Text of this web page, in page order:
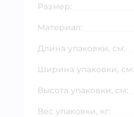
Размер:
Материал:
Длина упаковки, см:
Ширина упаковки, см:
Высота упаковки, см:
Вес упаковки, кг: